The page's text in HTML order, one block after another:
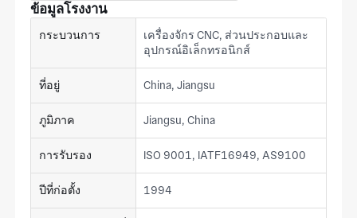
ข้อมูลโรงงาน
กระบวนการ
เครื่องจักร CNC, ส่วนประกอบและ
อุปกรณ์อิเล็กทรอนิกส์
ที่อยู่ China, Jiangsu
ภูมิภาค Jiangsu, China
การรับรอง ISO 9001, IATF16949, AS9100
ปีที่ก่อตั้ง 1994